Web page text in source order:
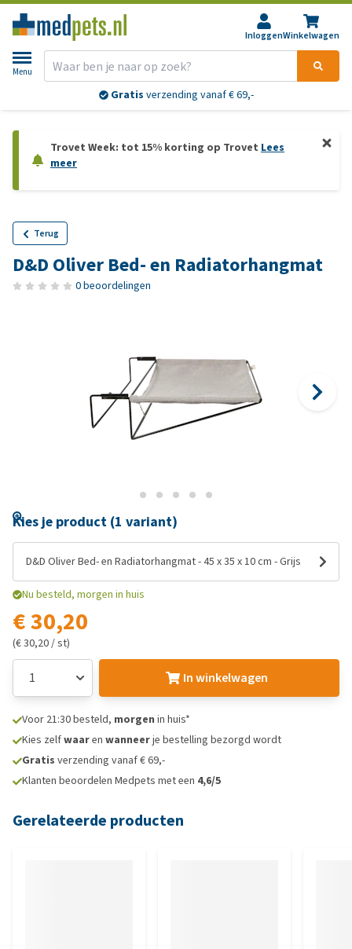
InloggenWinkelwagen
Menu
Gratis verzending vanaf € 69,-
Trovet Week: tot 15% korting op Trovet Lees
meer
Terug
D&D Oliver Bed- en Radiatorhangmat
0 beoordelingen
Kies je product (1 variant)
D&D Oliver Bed- en Radiatorhangmat - 45 x 35 x 10 cm - Grijs
Nu besteld, morgen in huis
€ 30,20
(€ 30,20 / st)
In winkelwagen
Voor 21:30 besteld, morgen in huis*
Kies zelfwaaren wanneerje bestelling bezorgd wordt
Gratis verzending vanaf € 69,-
Klanten beoordelen Medpets met een 4,6/5
Gerelateerde producten